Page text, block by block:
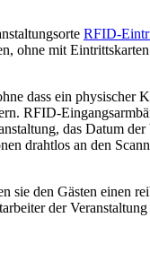
RFID-
ohne mit
dass ein physischer
RFID-
das Datum
drahtlos an den
den Gästen einen
der